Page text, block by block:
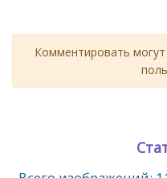
Комментировать